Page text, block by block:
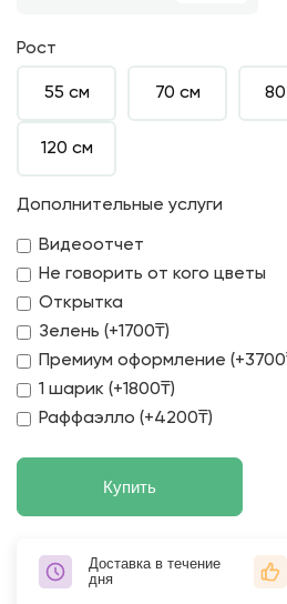
Рост
55 см 70 см
120 см
Дополнительные услуги
Видеоотчет
Не говорить от кого цветы
Открытка
Зелень (+1700₸)
Премиум оформление
1 шарик (+1800₸)
Раффаэлло (+4200₸)
Купить
Доставка в течение
дня